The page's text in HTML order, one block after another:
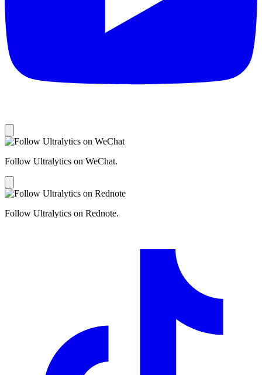
Follow Ultralytics on WeChat.
Follow Ultralytics on Rednote.